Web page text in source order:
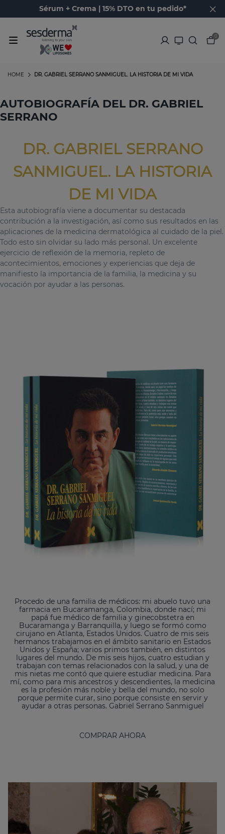
Sérum + Crema | 15% DTO en tu pedido*
0
DR. GABRIEL SERRANO SANMIGUEL. LA HISTORIA DE MI VIDA
HOME
AUTOBIOGRAFÍA DEL DR. GABRIEL
SERRANO
DR. GABRIEL SERRANO
SANMIGUEL. LA HISTORIA
DE MI VIDA
Esta autobiografía viene a documentar su destacada
contribución a la investigación, así como sus resultados en las
aplicaciones de la medicina dermatológica al cuidado de la piel.
Todo esto sin olvidar su lado más personal. Un excelente
ejercicio de reflexión de la memoria, repleto de
acontecimientos, emociones y experiencias que deja de
manifiesto la importancia de la familia, la medicina y su
vocación por ayudar a las personas.
Procedo de una familia de médicos: mi abuelo tuvo una
farmacia en Bucaramanga, Colombia, donde nací; mi
papá fue médico de familia y ginecobstetra en
Bucaramanga y Barranquilla, y luego se formó como
cirujano en Atlanta, Estados Unidos. Cuatro de mis seis
hermanos trabajamos en el ámbito sanitario en Estados
Unidos y España; varios primos también, en distintos
lugares del mundo. De mis seis hijos, cuatro estudian y
trabajan con temas relacionados con la salud, y una de
mis nietas me contó que quiere estudiar medicina. Para
mí, como para mis ancestros y descendientes, la medicina
es la profesión más noble y bella del mundo, no solo
porque permite curar, sino porque consiste en servir y
ayudar a otras personas. Gabriel Serrano Sanmiguel
COMPRAR AHORA